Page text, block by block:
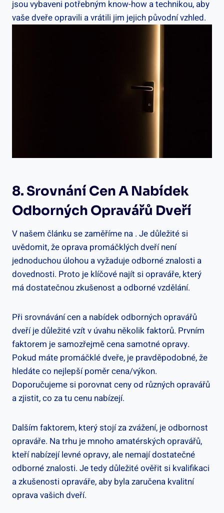
jsou vybaveni potřebným know-how a technikou, aby
vaše dveře opravili a vrátili jim jejich původní vzhled.
8. Srovnání Cen A Nabídek
Odborných Opravářů Dveří
V našem článku se zaměříme na . Je důležité si
uvědomit, že oprava promáčklých dveří není
jednoduchou úlohou a vyžaduje odborné znalosti a
dovednosti. Proto je klíčové najít si opraváře, který
má dostatečnou zkušenost a odborné vzdělání.
Při srovnávání cen a nabídek odborných opravářů
dveří je důležité vzít v úvahu několik faktorů. Prvním
faktorem je samozřejmě cena samotné opravy.
Pokud máte promáčklé dveře, je pravděpodobné, že
hledáte co nejlepší poměr cena/výkon.
Doporučujeme si porovnat ceny od různých opravářů
a zjistit, co za tu cenu nabízejí.
Dalším faktorem, který stojí za zvážení, je odbornost
opraváře. Na trhu je mnoho amatérských opravářů,
kteří nabízejí levné opravy, ale nemají dostatečné
odborné znalosti. Je tedy důležité ověřit si kvalifikaci
a zkušenosti opraváře, aby byla zaručena kvalitní
oprava vašich dveří.